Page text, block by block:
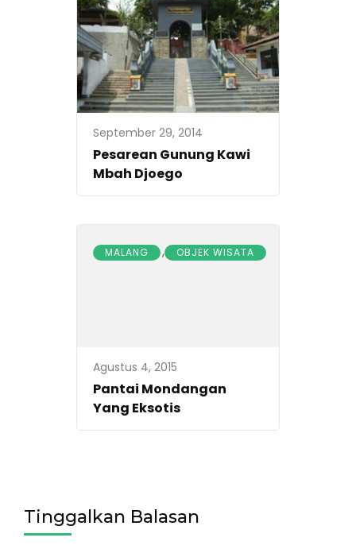
September 29, 2014
Pesarean Gunung Kawi
Mbah Djoego
MALANG , OBJEK WISATA
Agustus 4, 2015
Pantai Mondangan
Yang Eksotis
Tinggalkan Balasan